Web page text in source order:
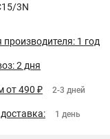
3N
производителя: 1 год
2 дня
от 490 ₽ 2-3 дней
1 день